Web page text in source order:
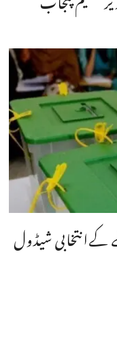
کےانتخابی شیڈول